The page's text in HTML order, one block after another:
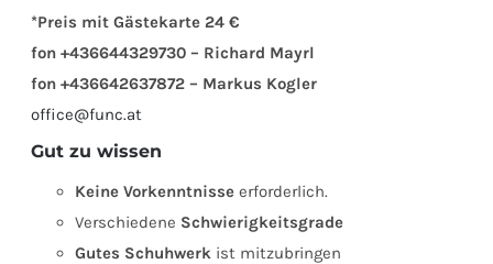
*Preis mit Gästekarte 24 €
fon +436644329730 – Richard Mayrl
fon +436642637872 – Markus Kogler
office@func.at
Gut zu wissen
Keine Vorkenntnisse erforderlich.
Verschiedene Schwierigkeitsgrade
Gutes Schuhwerk ist mitzubringen